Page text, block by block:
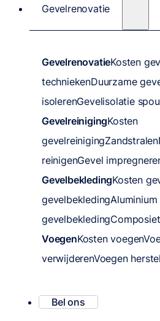
Gevelrenovatie
GevelrenovatieKosten
techniekenDuurzame
isolerenGevelisolatie
GevelreinigingKosten
gevelreinigingZandstralen
reinigenGevel
GevelbekledingKosten
gevelbekleding
gevelbekleding
VoegenKosten voegen
verwijderenVoegen
Bel ons